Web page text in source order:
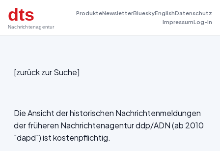
dts
Nachrichtenagentur
ProdukteNewsletterBlueskyEnglishDatenschutz
ImpressumLog-In
[zurück zur Suche]
Die Ansicht der historischen Nachrichtenmeldungen
der früheren Nachrichtenagentur ddp/ADN (ab 2010
"dapd") ist kostenpflichtig.